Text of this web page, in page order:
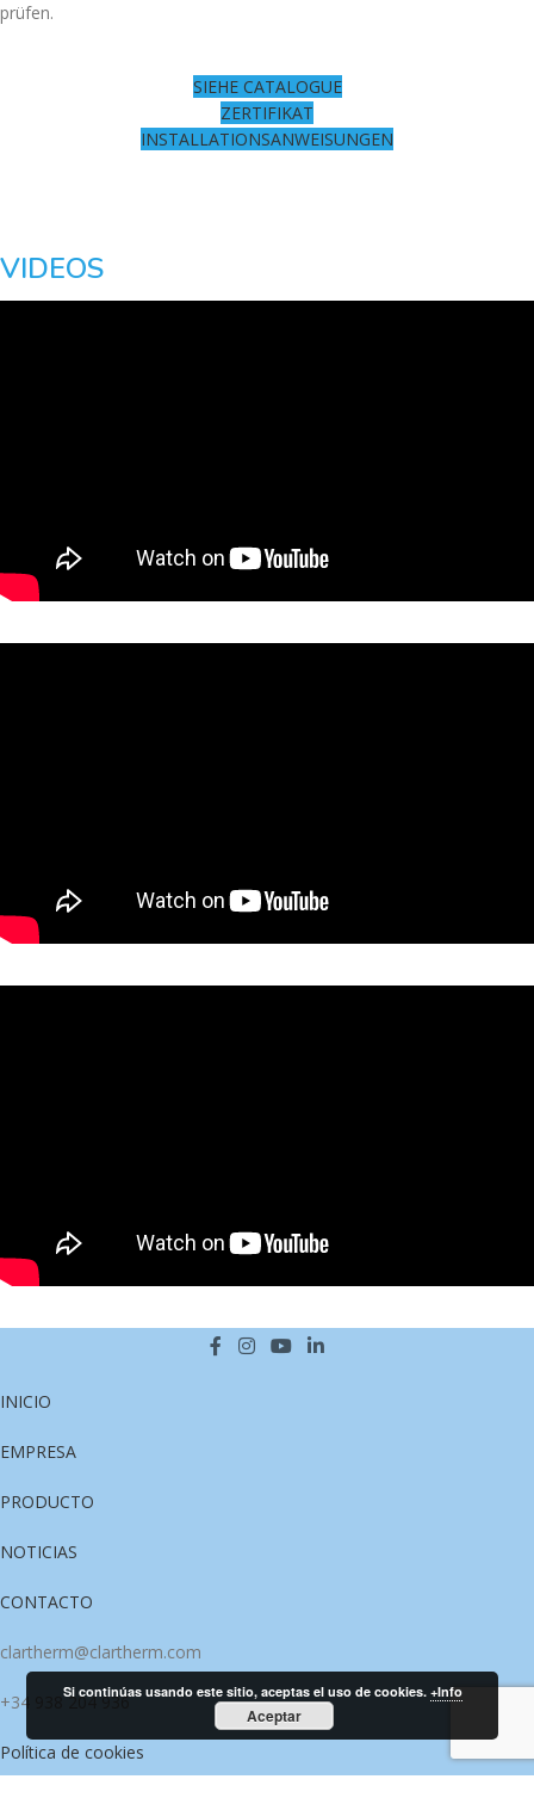
prüfen.
SIEHE CATALOGUE
ZERTIFIKAT
INSTALLATIONSANWEISUNGEN
VIDEOS
INICIO
EMPRESA
PRODUCTO
NOTICIAS
CONTACTO
clartherm@clartherm.com
+34 938 204 936
Política de cookies
Si continúas usando este sitio, aceptas el uso de cookies. +Info
Aceptar